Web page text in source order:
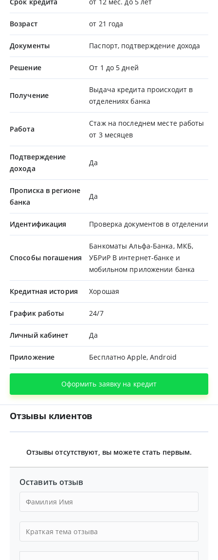
Срок кредита от 12 мес. до 5 лет
Возраст от 21 года
Документы Паспорт, подтверждение дохода
Решение От 1 до 5 дней
Получение
Выдача кредита происходит в
отделениях банка
Работа
Стаж на последнем месте работы
от 3 месяцев
Подтверждение
дохода
Да
Прописка в регионе
банка
Да
Идентификация Проверка документов в отделении
Способы погашения
Банкоматы Альфа-Банка, МКБ,
УБРиР В интернет-банке и
мобильном приложении банка
Кредитная история Хорошая
График работы 24/7
Личный кабинет Да
Приложение Бесплатно Apple, Android
Оформить заявку на кредит
Отзывы клиентов
Отзывы отсутствуют, вы можете стать первым.
Оставить отзыв